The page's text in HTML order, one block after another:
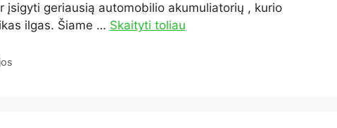
įsigyti geriausią automobilio akumuliatorių , kurio
ilgas. Šiame … Skaityti toliau